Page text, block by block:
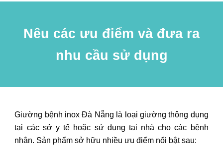
Nêu các ưu điểm và đưa ra
nhu cầu sử dụng
Giường bệnh inox Đà Nẵng là loại giường thông dụng
tại các sở y tế hoặc sử dụng tại nhà cho các bệnh
nhân. Sản phẩm sở hữu nhiều ưu điểm nổi bật sau: